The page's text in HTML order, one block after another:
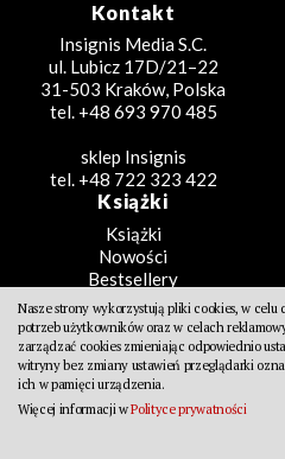
Kontakt
Insignis Media S.C.
ul. Lubicz 17D/21–22
31-503 Kraków, Polska
tel. +48 693 970 485
sklep Insignis
tel. +48 722 323 422
Książki
Książki
Nowości
Bestsellery
Zapowiedzi
Beletrystyka
Fantastyka
Literatura faktu
Poradniki
Kreatywne
Nasze strony wykorzystują pliki cookies, w
potrzeb użytkowników oraz w celach
zarządzać cookies zmieniając odpowiednio
witryny bez zmiany ustawień przeglądarki
ich w pamięci urządzenia.
Więcej informacji wPolityce prywatności